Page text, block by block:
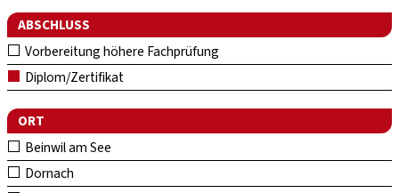
ABSCHLUSS
Vorbereitung höhere Fachprüfung
Diplom/Zertifikat
ORT
Beinwil am See
Dornach